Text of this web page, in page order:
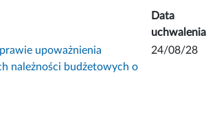
Data
uchwalenia
upoważnienia
należności budżetowych o
24/08/28